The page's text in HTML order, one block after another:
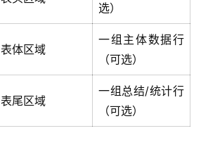
选）
表体区域
一组主体数据行
（可选）
表尾区域
一组总结/统计行
（可选）